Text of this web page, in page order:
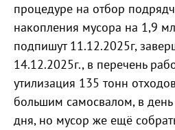
процедуре на отбор
накопления мусора на 1,9
подпишут 11.12.2025г,
14.12.2025г., в перечень
утилизация 135 тонн
большим самосвалом, в день
дня, но мусор же ещё